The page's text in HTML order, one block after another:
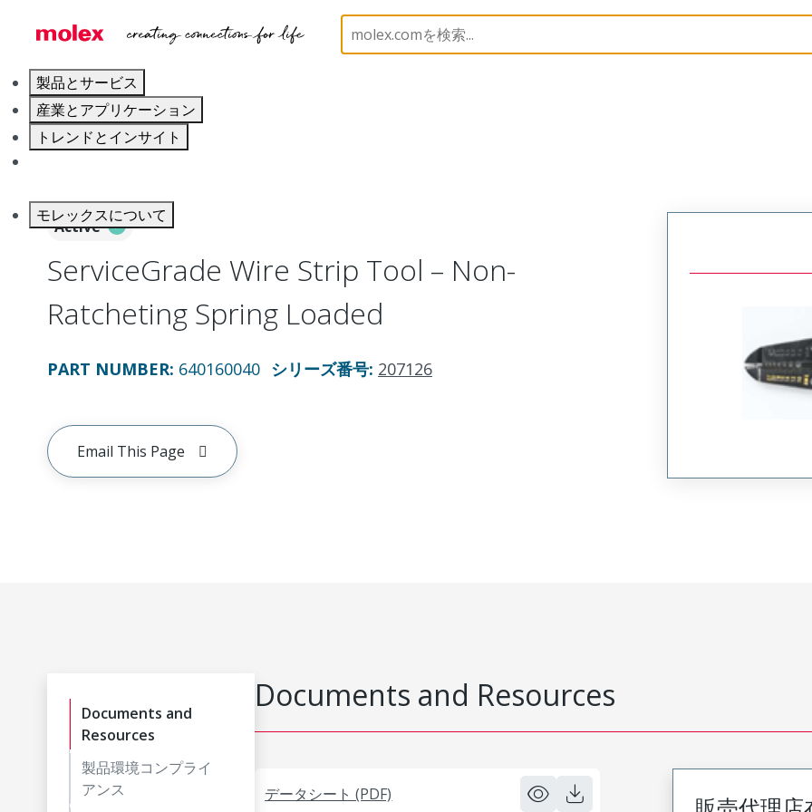
製品とサービス
産業とアプリケーション
トレンドとインサイト
モレックスについて
Application Tooling Accessories 207126 640160040
Active
ServiceGrade Wire Strip Tool – Non-
Ratcheting Spring Loaded
PART NUMBER: 640160040 シリーズ番号: 207126
Email This Page
Documents and
Resources
製品環境コンプライ
アンス
Documents and Resources
データシート (PDF)